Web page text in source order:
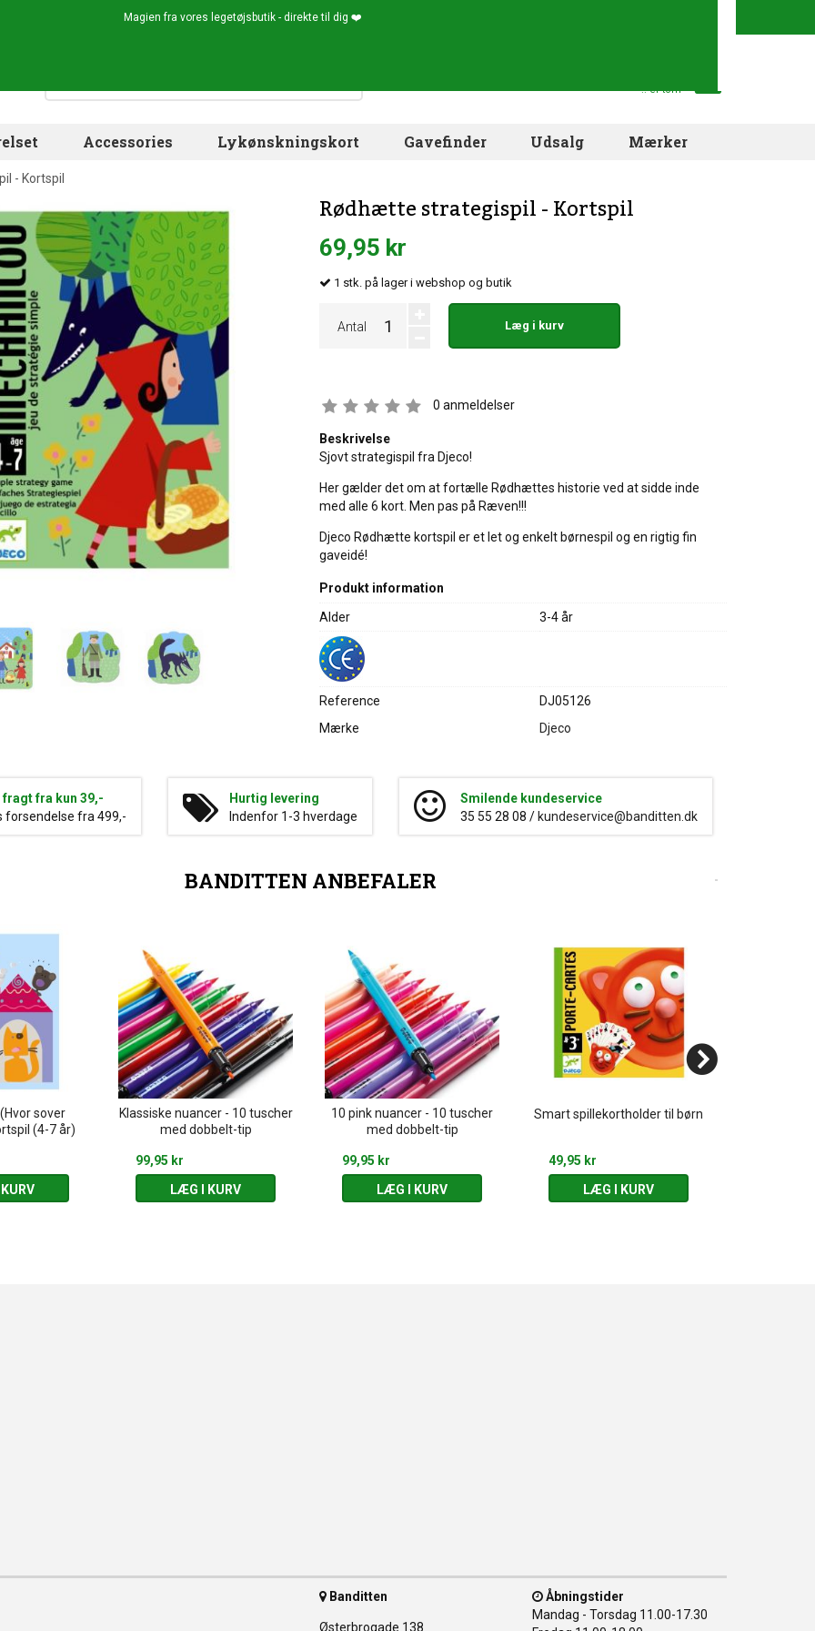
Magien fra vores legetøjsbutik - direkte til dig ❤️
.. er tom
Accessories Lykønskningskort Gavefinder Udsalg Mærker
- Kortspil
Rødhætte strategispil - Kortspil
69,95 kr
1 stk. på lager i webshop og butik
Antal Læg i kurv
0 anmeldelser
Beskrivelse
Sjovt strategispil fra Djeco!
Her gælder det om at fortælle Rødhættes historie ved at sidde inde
med alle 6 kort. Men pas på Ræven!!!
Djeco Rødhætte kortspil er et let og enkelt børnespil og en rigtig fin
gaveidé!
Produkt information
Alder
3-4 år
Reference
DJ05126
Mærke
Djeco
fragt fra kun 39,-
forsendelse fra 499,-
Hurtig levering
Indenfor 1-3 hverdage
Smilende kundeservice
35 55 28 08 / kundeservice@banditten.dk
BANDITTEN ANBEFALER
sover
(4-7 år)
Klassiske nuancer - 10 tuscher
med dobbelt-tip
99,95 kr
LÆG I KURV
10 pink nuancer - 10 tuscher
med dobbelt-tip
99,95 kr
LÆG I KURV
Smart spillekortholder til børn
49,95 kr
LÆG I KURV
Banditten
Østerbrogade 138
Åbningstider
Mandag - Torsdag 11.00-17.30